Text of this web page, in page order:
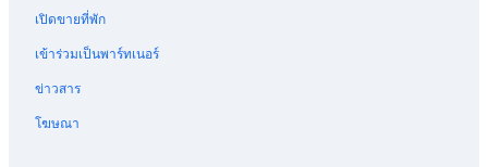
เปิดขายที่พัก
เข้าร่วมเป็นพาร์ทเนอร์
ข่าวสาร
โฆษณา